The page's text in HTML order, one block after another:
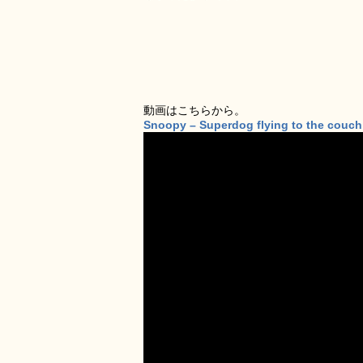
動画はこちらから。
Snoopy – Superdog flying to the